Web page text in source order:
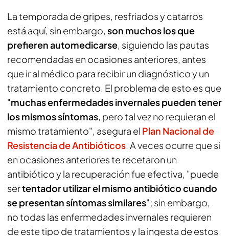
La temporada de gripes, resfriados y catarros
está aquí, sin embargo, son muchos los que
prefieren automedicarse, siguiendo las pautas
recomendadas en ocasiones anteriores, antes
que ir al médico para recibir un diagnóstico y un
tratamiento concreto. El problema de esto es que
"muchas enfermedades invernales pueden tener
los mismos síntomas, pero tal vez no requieran el
mismo tratamiento", asegura el Plan Nacional de
Resistencia de Antibióticos. A veces ocurre que si
en ocasiones anteriores te recetaron un
antibiótico y la recuperación fue efectiva, "puede
sertentador utilizar el mismo antibiótico cuando
se presentan síntomas similares"; sin embargo,
no todas las enfermedades invernales requieren
de este tipo de tratamientos y la ingesta de estos